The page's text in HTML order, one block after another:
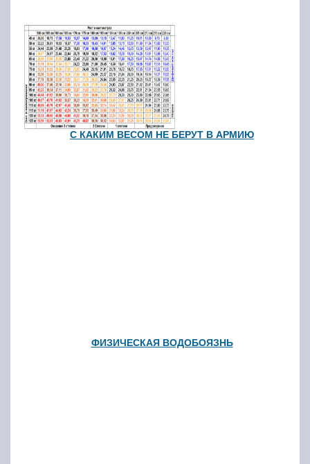
С КАКИМ ВЕСОМ НЕ БЕРУТ В АРМИЮ
ФИЗИЧЕСКАЯ ВОДОБОЯЗНЬ